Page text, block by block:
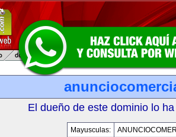
El dueño de este dominio lo
Mayusculas: